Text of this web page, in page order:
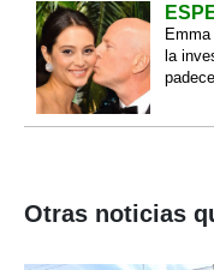
la
Otras noticias